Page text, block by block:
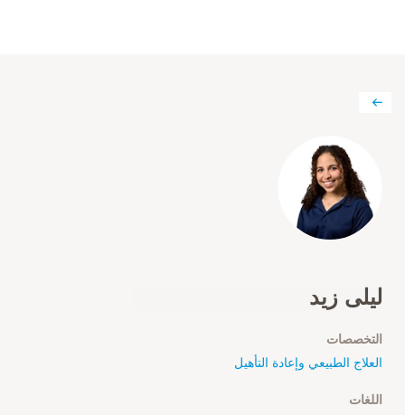
ليلى زيد
التخصصات
العلاج الطبيعي وإعادة التأهيل
اللغات